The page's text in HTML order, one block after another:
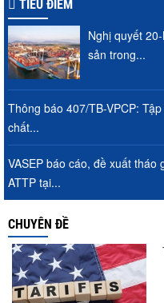
TIÊU ĐIỂM
Nghị quyết
sản trong...
Thông báo 407/TB-VPCP:
chất...
VASEP báo cáo, đề xuất
ATTP tại...
CHUYÊN ĐỀ